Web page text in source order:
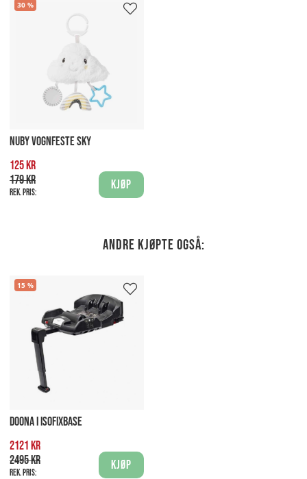
30
NUBY VOGNFESTE SKY
125 kr
179 kr
Rek. pris:
Kjøp
Andre kjøpte også:
15
DOONA I ISOFIXBASE
2121 kr
2495 kr
Rek. pris:
Kjøp